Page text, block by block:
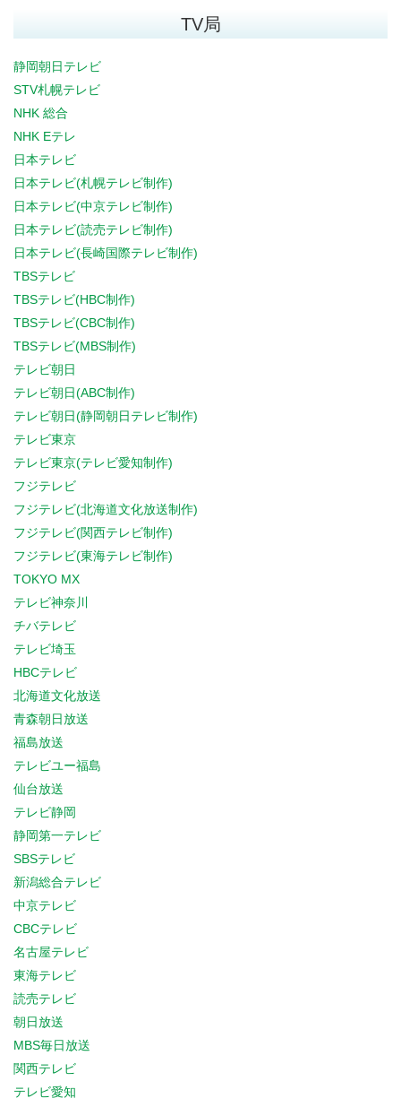
TV局
静岡朝日テレビ
STV札幌テレビ
NHK 総合
NHK Eテレ
日本テレビ
日本テレビ(札幌テレビ制作)
日本テレビ(中京テレビ制作)
日本テレビ(読売テレビ制作)
日本テレビ(長崎国際テレビ制作)
TBSテレビ
TBSテレビ(HBC制作)
TBSテレビ(CBC制作)
TBSテレビ(MBS制作)
テレビ朝日
テレビ朝日(ABC制作)
テレビ朝日(静岡朝日テレビ制作)
テレビ東京
テレビ東京(テレビ愛知制作)
フジテレビ
フジテレビ(北海道文化放送制作)
フジテレビ(関西テレビ制作)
フジテレビ(東海テレビ制作)
TOKYO MX
テレビ神奈川
チバテレビ
テレビ埼玉
HBCテレビ
北海道文化放送
青森朝日放送
福島放送
テレビユー福島
仙台放送
テレビ静岡
静岡第一テレビ
SBSテレビ
新潟総合テレビ
中京テレビ
CBCテレビ
名古屋テレビ
東海テレビ
読売テレビ
朝日放送
MBS毎日放送
関西テレビ
テレビ愛知